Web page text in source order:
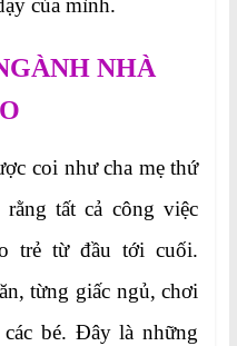
của mình.
NHÀ
coi như cha mẹ thứ
tất cả công việc
trẻ từ đầu tới cuối.
từng giấc ngủ, chơi
bé. Đây là những